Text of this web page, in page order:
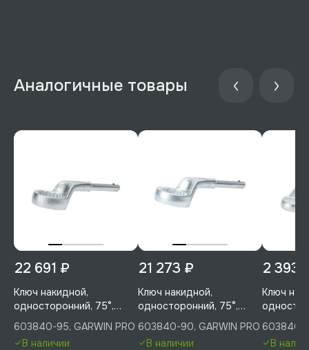
Аналогичные товары
22 691 ₽
Ключ накидной,
односторонний, 75°,
усиленный, 95 мм,
GARWIN PRO, 603840-95
603840-95, GARWIN PRO
В наличии
21 273 ₽
Ключ накидной,
односторонний, 75°,
усиленный, 90 мм,
GARWIN PRO, 603840-90
603840-90, GARWIN PRO
В наличии
2 393
Ключ
GARWIN
603840-
В